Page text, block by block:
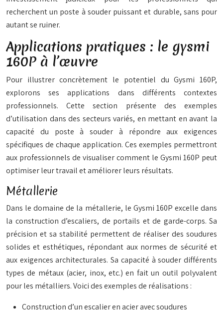
recherchent un poste à souder puissant et durable, sans pour
autant se ruiner.
Applications pratiques : le gysmi
160P à l’œuvre
Pour illustrer concrètement le potentiel du Gysmi 160P,
explorons ses applications dans différents contextes
professionnels. Cette section présente des exemples
d’utilisation dans des secteurs variés, en mettant en avant la
capacité du poste à souder à répondre aux exigences
spécifiques de chaque application. Ces exemples permettront
aux professionnels de visualiser comment le Gysmi 160P peut
optimiser leur travail et améliorer leurs résultats.
Métallerie
Dans le domaine de la métallerie, le Gysmi 160P excelle dans
la construction d’escaliers, de portails et de garde-corps. Sa
précision et sa stabilité permettent de réaliser des soudures
solides et esthétiques, répondant aux normes de sécurité et
aux exigences architecturales. Sa capacité à souder différents
types de métaux (acier, inox, etc.) en fait un outil polyvalent
pour les métalliers. Voici des exemples de réalisations :
Construction d’un escalier en acier avec soudures